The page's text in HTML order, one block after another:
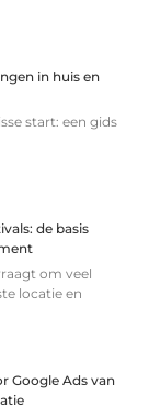
in huis en
start: een gids
de basis
om veel
locatie en
Google Ads van